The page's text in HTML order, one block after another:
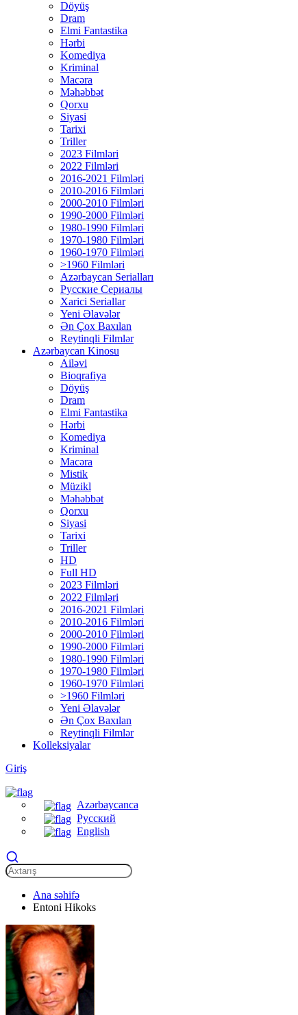
Döyüş
Dram
Elmi Fantastika
Hərbi
Komediya
Kriminal
Macəra
Məhəbbət
Qorxu
Siyasi
Tarixi
Triller
2023 Filmləri
2022 Filmləri
2016-2021 Filmləri
2010-2016 Filmləri
2000-2010 Filmləri
1990-2000 Filmləri
1980-1990 Filmləri
1970-1980 Filmləri
1960-1970 Filmləri
>1960 Filmləri
Azərbaycan Serialları
Русские Сериалы
Xarici Seriallar
Yeni Əlavələr
Ən Çox Baxılan
Reytinqli Filmlər
Azərbaycan Kinosu
Ailəvi
Bioqrafiya
Döyüş
Dram
Elmi Fantastika
Hərbi
Komediya
Kriminal
Macəra
Mistik
Müzikl
Məhəbbət
Qorxu
Siyasi
Tarixi
Triller
HD
Full HD
2023 Filmləri
2022 Filmləri
2016-2021 Filmləri
2010-2016 Filmləri
2000-2010 Filmləri
1990-2000 Filmləri
1980-1990 Filmləri
1970-1980 Filmləri
1960-1970 Filmləri
>1960 Filmləri
Yeni Əlavələr
Ən Çox Baxılan
Reytinqli Filmlər
Kolleksiyalar
Giriş
Azərbaycanca
Русский
English
Ana səhifə
Entoni Hikoks